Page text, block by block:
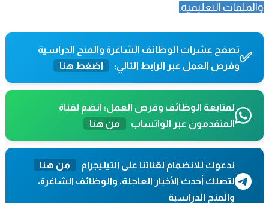
والملفات التعليمية.
✅تصفح عشرات الوظائف الشاغرة والمنح الدراسية
وفرص العمل عبر الرابط التالي:
اضغط هنا
لمتابعة الوظائف وفرص العمل؛ انضم لقناة
المتقدمون عبر الواتساب
من هنا
ندعوك للانضمام لقناتنا على التيليجرام
من هنا
لتصلك أحدث الأخبار العاجلة، والوظائف الشاغرة،
والمنح الدراسية